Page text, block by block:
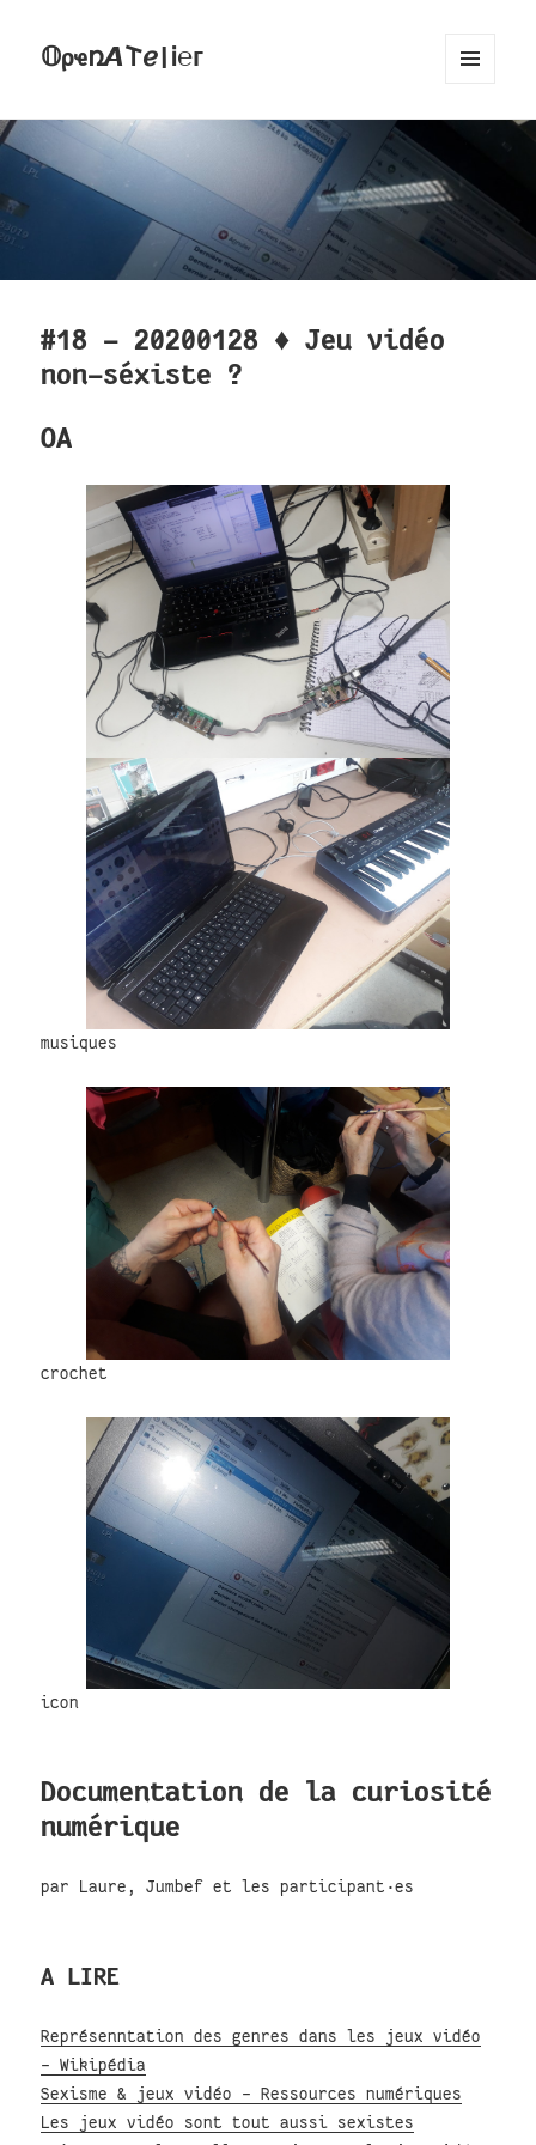
𝕆ρҽռ𝞐𐌕ℯ|Ꭵ℮ᴦ
#18 - 20200128 ♦ Jeu vidéo
non-séxiste ?
OA
musiques
crochet
icon
Documentation de la curiosité
numérique
par Laure, Jumbef et les participant·es
A LIRE
Représenntation des genres dans les jeux vidéo
- Wikipédia
Sexisme & jeux vidéo - Ressources numériques
Les jeux vidéo sont tout aussi sexistes